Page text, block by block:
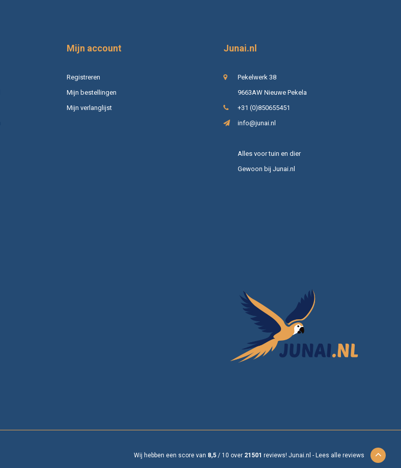
Mijn account
Registreren
Mijn bestellingen
Mijn verlanglijst
Junai.nl
Pekelwerk 38
9663AW Nieuwe Pekela
+31 (0)850655451
info@junai.nl
Alles voor tuin en dier
Gewoon bij Junai.nl
Wij hebben een score van 8,5 / 10 over 21501 reviews! Junai.nl - Lees alle reviews